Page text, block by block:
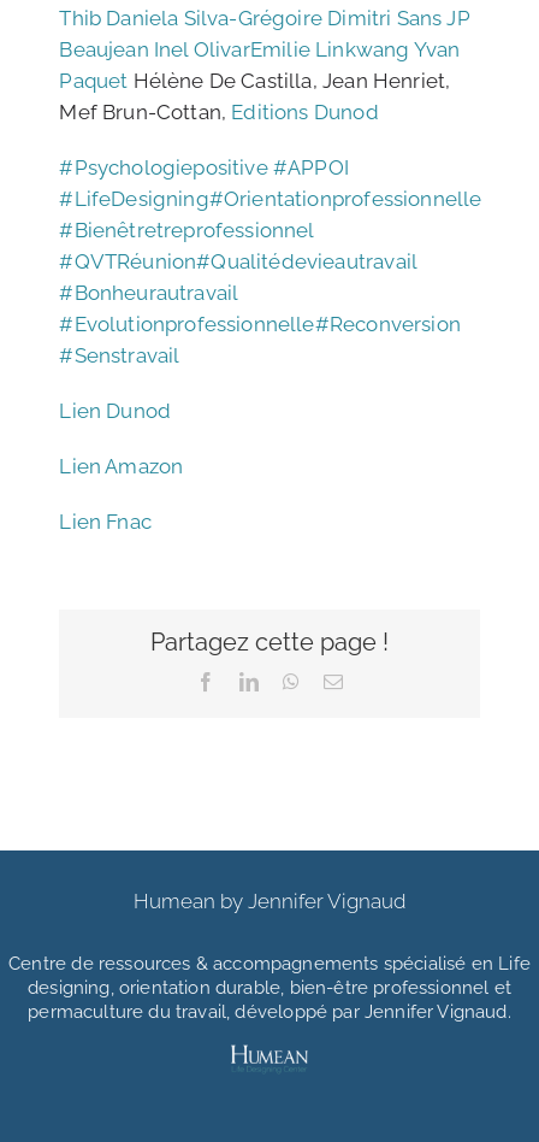
Thib Daniela Silva-Grégoire Dimitri Sans JP
Beaujean Inel OlivarEmilie Linkwang Yvan
Paquet Hélène De Castilla, Jean Henriet,
Mef Brun-Cottan, Editions Dunod
#Psychologiepositive #APPOI
#LifeDesigning#Orientationprofessionnelle
#Bienêtretreprofessionnel
#QVTRéunion#Qualitédevieautravail
#Bonheurautravail
#Evolutionprofessionnelle#Reconversion
#Senstravail
Lien Dunod
Lien Amazon
Lien Fnac
Partagez cette page !
FacebookLinkedInWhatsApp
Email
Humean by Jennifer Vignaud
Centre de ressources & accompagnements spécialisé en Life
designing, orientation durable, bien-être professionnel et
permaculture du travail, développé par Jennifer Vignaud.